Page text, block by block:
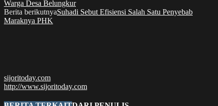
Warga Desa Belungkur
Berita berikutnyaSuhadi Sebut Efisiensi Salah Satu Penyebab
Maraknya PHK
sijoritoday.com
http://www.sijoritoday.com